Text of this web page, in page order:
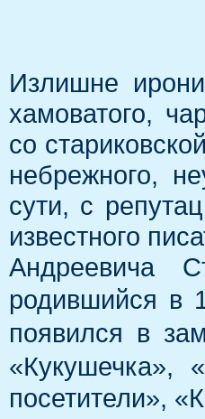
Излишне
хамоватого,
со
небрежного,
сути, с
известного
Андреевича
родившийся в
появился в
«Кукушечка»,
посетители»,